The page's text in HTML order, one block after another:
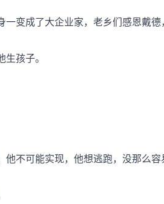
变成了大企业家，老乡们感恩戴德
孩子。
不可能实现，他想逃跑，没那么容